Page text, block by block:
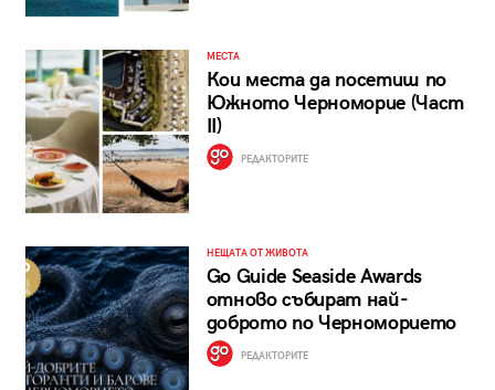
МЕСТА
Кои места да посетиш по
Южното Черноморие (Част
II)
РЕДАКТОРИТЕ
НЕЩАТА ОТ ЖИВОТА
Go Guide Seaside Awards
отново събират най-
доброто по Черноморието
РЕДАКТОРИТЕ